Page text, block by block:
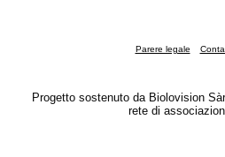
Parere legale
Progetto sostenuto da Biolovision
rete di